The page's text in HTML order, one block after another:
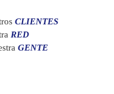
CLIENTES
RED
GENTE